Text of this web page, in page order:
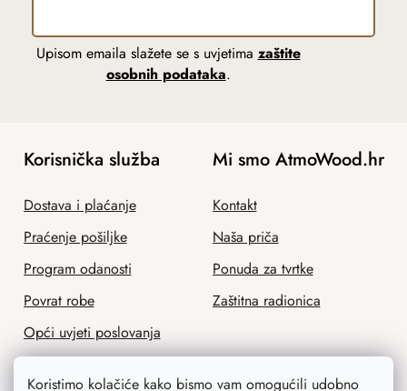
Koristimo kolačiće kako bismo vam omogućili udobno
Upisom emaila slažete se s uvjetima zaštite
osobnih podataka.
Korisnička služba
Dostava i plaćanje
Praćenje pošiljke
Program odanosti
Povrat robe
Opći uvjeti poslovanja
Mi smo AtmoWood.hr
Kontakt
Naša priča
Ponuda za tvrtke
Zaštitna radionica